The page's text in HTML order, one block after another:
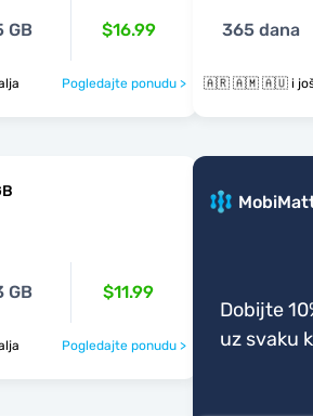
GB $16.99
Pogledajte ponudu >
365 dana
🇦🇷
GB $11.99
Pogledajte ponudu >
Dobijte
uz svaku